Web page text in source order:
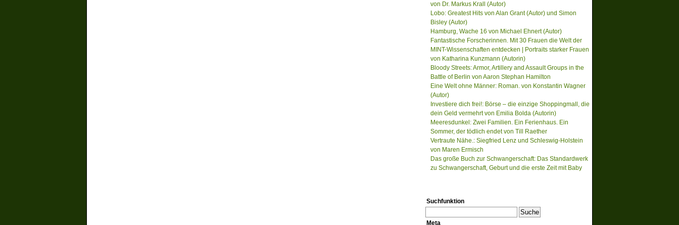
von Dr. Markus Krall (Autor)
Lobo: Greatest Hits von Alan Grant (Autor) und Simon
Bisley (Autor)
Hamburg, Wache 16 von Michael Ehnert (Autor)
Fantastische Forscherinnen. Mit 30 Frauen die Welt der
MINT-Wissenschaften entdecken | Portraits starker Frauen
von Katharina Kunzmann (Autorin)
Bloody Streets: Armor, Artillery and Assault Groups in the
Battle of Berlin von Aaron Stephan Hamilton
Eine Welt ohne Männer: Roman. von Konstantin Wagner
(Autor)
Investiere dich frei!: Börse – die einzige Shoppingmall, die
dein Geld vermehrt von Emilia Bolda (Autorin)
Meeresdunkel: Zwei Familien. Ein Ferienhaus. Ein
Sommer, der tödlich endet von Till Raether
Vertraute Nähe.: Siegfried Lenz und Schleswig-Holstein
von Maren Ermisch
Das große Buch zur Schwangerschaft: Das Standardwerk
zu Schwangerschaft, Geburt und die erste Zeit mit Baby
Suchfunktion
Meta